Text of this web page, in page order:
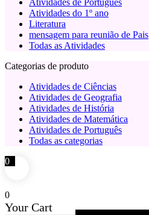
Atividades de Português
Atividades do 1º ano
Literatura
mensagem para reunião de Pais
Todas as Atividades
Categorias de produto
Atividades de Ciências
Atividades de Geografia
Atividades de História
Atividades de Matemática
Atividades de Português
Todas as categorias
0
0
Your Cart